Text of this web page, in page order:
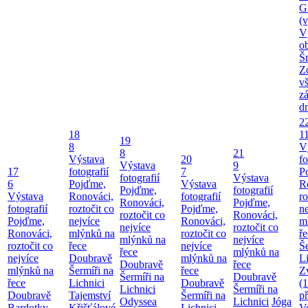
17
6
Výstava
fotografií
Pojďme,
Ronováci,
roztočit co
nejvíce
mlýnků na
řece
Doubravě
18
8
Výstava
fotografií
Pojďme,
Ronováci,
roztočit co
nejvíce
mlýnků na
řece
Doubravě
Šermíři na
Lichnici
Tajemství
19
8
Výstava
fotografií
Pojďme,
Ronováci,
roztočit co
nejvíce
mlýnků na
řece
Doubravě
Šermíři na
Lichnici
Odyssea
20
7
Výstava
fotografií
Pojďme,
Ronováci,
roztočit co
nejvíce
mlýnků na
řece
Doubravě
Šermíři na
21
9
Výstava
fotografií
Pojďme,
Ronováci,
roztočit co
nejvíce
mlýnků na
řece
Doubravě
Šermíři na
Lichnici Jóga